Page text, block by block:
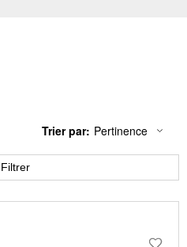
Content
been
Trier par:
Changing
the
Pertinence
Filtrer